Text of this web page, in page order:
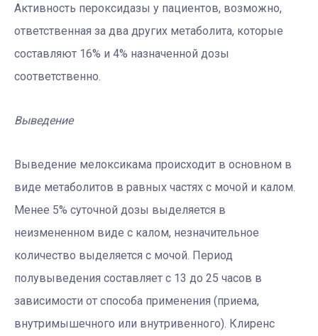
Активность пероксидазы у пациентов, возможно,
ответственная за два других метаболита, которые
составляют 16% и 4% назначенной дозы
соответственно.
Выведение
Выведение мелоксикама происходит в основном в
виде метаболитов в равных частях с мочой и калом.
Менее 5% суточной дозы выделяется в
неизмененном виде с калом, незначительное
количество выделяется с мочой. Период
полувыведения составляет с 13 до 25 часов в
зависимости от способа применения (приема,
внутримышечного или внутривенного). Клиренс